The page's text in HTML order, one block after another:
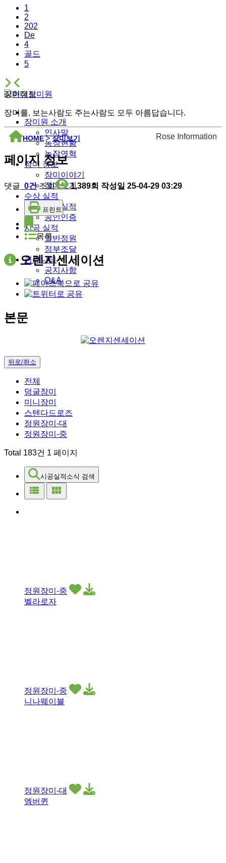
1
2
202
De
4
골드
5
장미원 소개
인사말
농장현황
농장연혁
장미 정보
장미이야기
장미보기
수상 실적
수상실적
공인인증
시공 실적
일반정원
정부조달
커뮤니티
공지사항
Q&A
장미정보
장미를, 보는사람도 주는사람도 모두 아름답습니다.
HOME>장미보기 Rose Information
페이지 정보
댓글 0건 조회 1,389회 작성일 25-04-29 03:29
프린트
목록
오렌지센세이션
본문
뒤로/취소
전체
덩굴장미
미니장미
스텐다드로즈
정원장미-대
정원장미-중
Total 183건 1 페이지
시공실적소식 검색
view_list view_module
정원장미-중
벨라로자
정원장미-중
니나웨이블
정원장미-대
엠버퀸